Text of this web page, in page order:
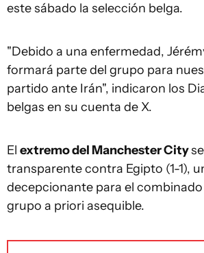
este sábado la selección belga.
"Debido a una enfermedad,
formará parte del grupo para
partido ante Irán", indicaron los
belgas en su cuenta de X.
El extremo del Manchester City
transparente contra Egipto (1-1),
decepcionante para el
grupo a priori asequible.